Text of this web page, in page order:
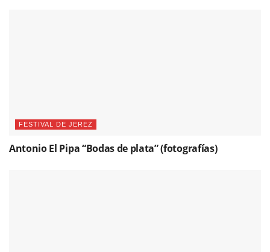
FESTIVAL DE JEREZ
Antonio El Pipa “Bodas de plata” (fotografías)